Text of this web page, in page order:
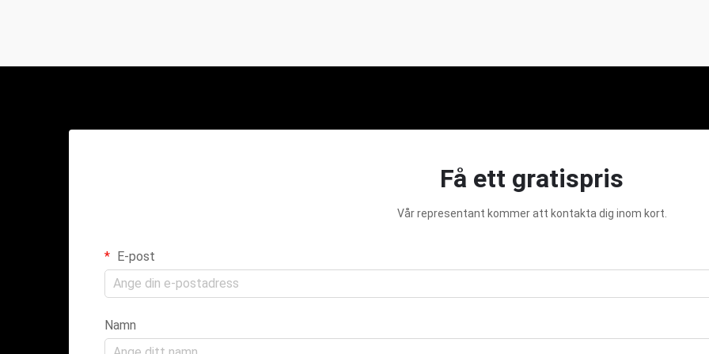
Få ett gratispris
Vår representant kommer att kontakta dig inom kort.
E-post
Namn